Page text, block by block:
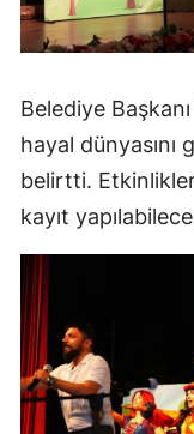
Belediye
hayal
belirtti.
kayıt